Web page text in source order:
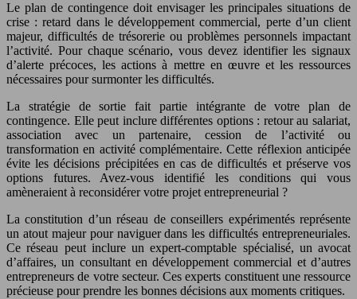
Le plan de contingence doit envisager les principales situations de
crise : retard dans le développement commercial, perte d’un client
majeur, difficultés de trésorerie ou problèmes personnels impactant
l’activité. Pour chaque scénario, vous devez identifier les signaux
d’alerte précoces, les actions à mettre en œuvre et les ressources
nécessaires pour surmonter les difficultés.
La stratégie de sortie fait partie intégrante de votre plan de
contingence. Elle peut inclure différentes options : retour au salariat,
association avec un partenaire, cession de l’activité ou
transformation en activité complémentaire. Cette réflexion anticipée
évite les décisions précipitées en cas de difficultés et préserve vos
options futures. Avez-vous identifié les conditions qui vous
amèneraient à reconsidérer votre projet entrepreneurial ?
La constitution d’un réseau de conseillers expérimentés représente
un atout majeur pour naviguer dans les difficultés entrepreneuriales.
Ce réseau peut inclure un expert-comptable spécialisé, un avocat
d’affaires, un consultant en développement commercial et d’autres
entrepreneurs de votre secteur. Ces experts constituent une ressource
précieuse pour prendre les bonnes décisions aux moments critiques.